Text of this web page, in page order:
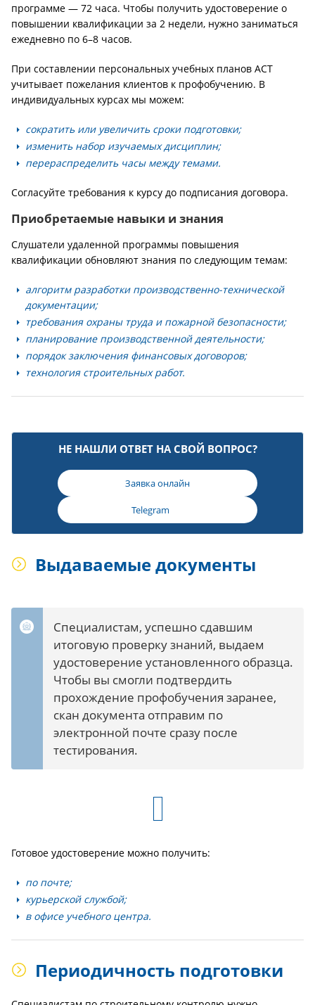
программе — 72 часа. Чтобы получить удостоверение о
повышении квалификации за 2 недели, нужно заниматься
ежедневно по 6–8 часов.
При составлении персональных учебных планов АСТ
учитывает пожелания клиентов к профобучению. В
индивидуальных курсах мы можем:
сократить или увеличить сроки подготовки;
изменить набор изучаемых дисциплин;
перераспределить часы между темами.
Согласуйте требования к курсу до подписания договора.
Приобретаемые навыки и знания
Слушатели удаленной программы повышения
квалификации обновляют знания по следующим темам:
алгоритм разработки производственно-технической
документации;
требования охраны труда и пожарной безопасности;
планирование производственной деятельности;
порядок заключения финансовых договоров;
технология строительных работ.
НЕ НАШЛИ ОТВЕТ НА СВОЙ ВОПРОС?
Заявка онлайн
Telegram
Выдаваемые документы
Специалистам, успешно сдавшим
итоговую проверку знаний, выдаем
удостоверение установленного образца.
Чтобы вы смогли подтвердить
прохождение профобучения заранее,
скан документа отправим по
электронной почте сразу после
тестирования.
Готовое удостоверение можно получить:
по почте;
курьерской службой;
в офисе учебного центра.
Периодичность подготовки